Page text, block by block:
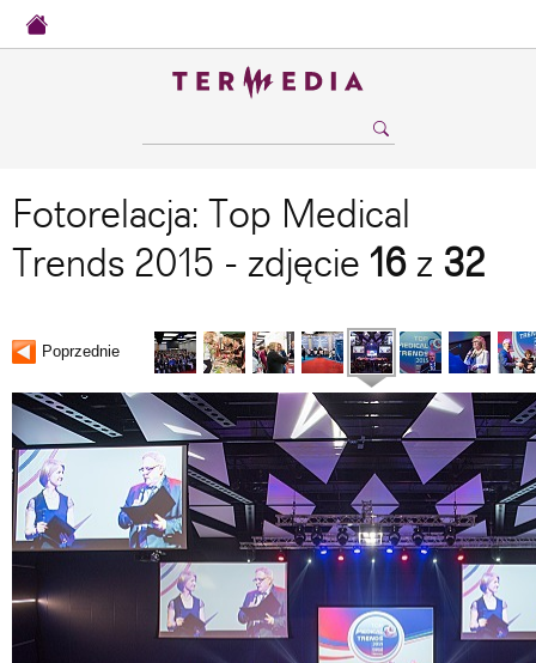
Fotorelacja: Top Medical
Trends 2015 - zdjęcie 16 z 32
Poprzednie